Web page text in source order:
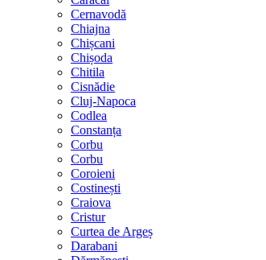
Cernavodă
Chiajna
Chișcani
Chișoda
Chitila
Cisnădie
Cluj-Napoca
Codlea
Constanța
Corbu
Corbu
Coroieni
Costinești
Craiova
Cristur
Curtea de Argeș
Darabani